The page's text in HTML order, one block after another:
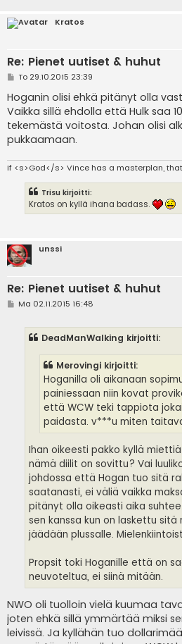
Kratos
Re: Pienet uutiset & huhut
V
e
s
t
i
To 29.10.2015 23:39
Hoganin olisi ehkä pitänyt olla
Vaikka sillä ehdolla että Hulk saa
tekemästä voitosta. Johan olisi
pukkaamaan.
If <s>God</s> Vince has a masterplan,
Trisu kirjoitti:
Kratos on kyllä ihana badass.
unssi
Re: Pienet uutiset & huhut
VMa 02.11.2015 16:48
DeadManWalking kirjoitti:
Merovingi kirjoitti:
Hoganilla oli aikanaan
painiessaan niin kovat
että WCW teki tappiota
paidasta. v***u miten
Ihan oikeesti pakko kyllä
nämä diilit on sovittu? Vai
johdossa että Hogan tuo sitä
saatanasti, ei väliä vaikka
pitänyt olla oikeasti aika
sen kanssa kun on laskettu
jäädään plussalle.
Propsit toki Hoganille että on
neuvoteltua, ei siinä mitään.
NWO oli tuolloin vielä kuumaa
joten ehkä sillä ymmärtää miksi
leivissä. Ja kyllähän tuo